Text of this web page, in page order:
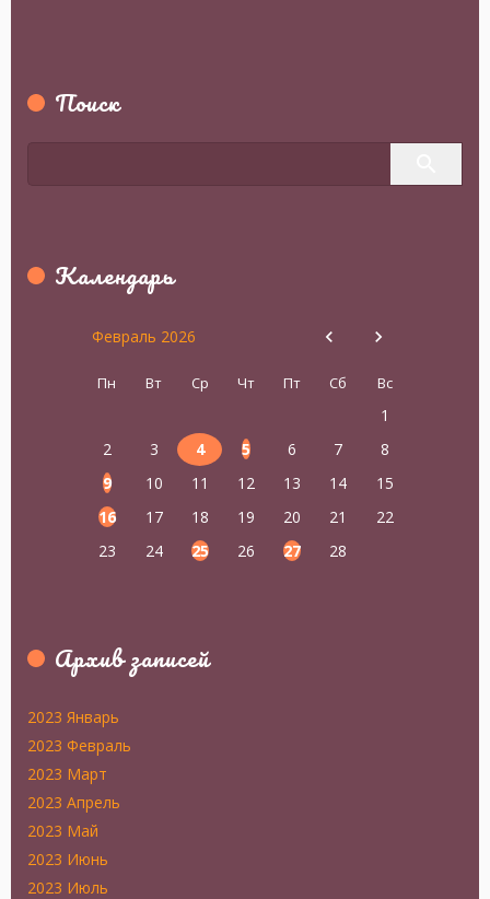
Поиск
Календарь
Февраль 2026
Пн Вт Ср Чт Пт Сб Вс
1
2
3 4 5 6 7
8
9
10 11 12 13 14
15
16
17 18 19 20 21
22
23
24 25 26 27 28
Архив записей
2023 Январь
2023 Февраль
2023 Март
2023 Апрель
2023 Май
2023 Июнь
2023 Июль